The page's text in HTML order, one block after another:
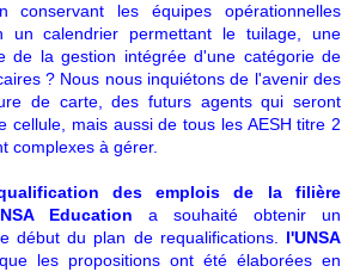
conservant les équipes opérationnelles
un calendrier permettant le tuilage, une
de la gestion intégrée d'une catégorie de
? Nous nous inquiétons de l'avenir des
de carte, des futurs agents qui seront
cellule, mais aussi de tous les AESH titre 2
complexes à gérer.
des emplois de la filière
Education a souhaité obtenir un
début du plan de requalifications. l'UNSA
les propositions ont été élaborées en